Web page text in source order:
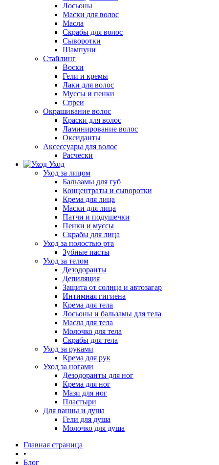
Лосьоны
Маски для волос
Масла
Скрабы для волос
Сыворотки
Шампуни
Стайлинг
Воски
Гели и кремы
Лаки для волос
Муссы и пенки
Спреи
Окрашивание волос
Краски для волос
Ламинирование волос
Оксиданты
Аксессуары для волос
Расчески
Уход
Уход за лицом
Бальзамы для губ
Концентраты и сыворотки
Крема для лица
Маски для лица
Патчи и подушечки
Пенки и муссы
Скрабы для лица
Уход за полостью рта
Зубные пасты
Уход за телом
Дезодоранты
Депиляция
Защита от солнца и автозагар
Интимная гигиена
Крема для тела
Лосьоны и бальзамы для тела
Масла для тела
Молочко для тела
Скрабы для тела
Уход за руками
Крема для рук
Уход за ногами
Дезодоранты для ног
Крема для ног
Мази для ног
Пластыри
Для ванны и душа
Гели для душа
Молочко для душа
Главная страница
•
Блог